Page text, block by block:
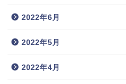
2022年6月
2022年5月
2022年4月